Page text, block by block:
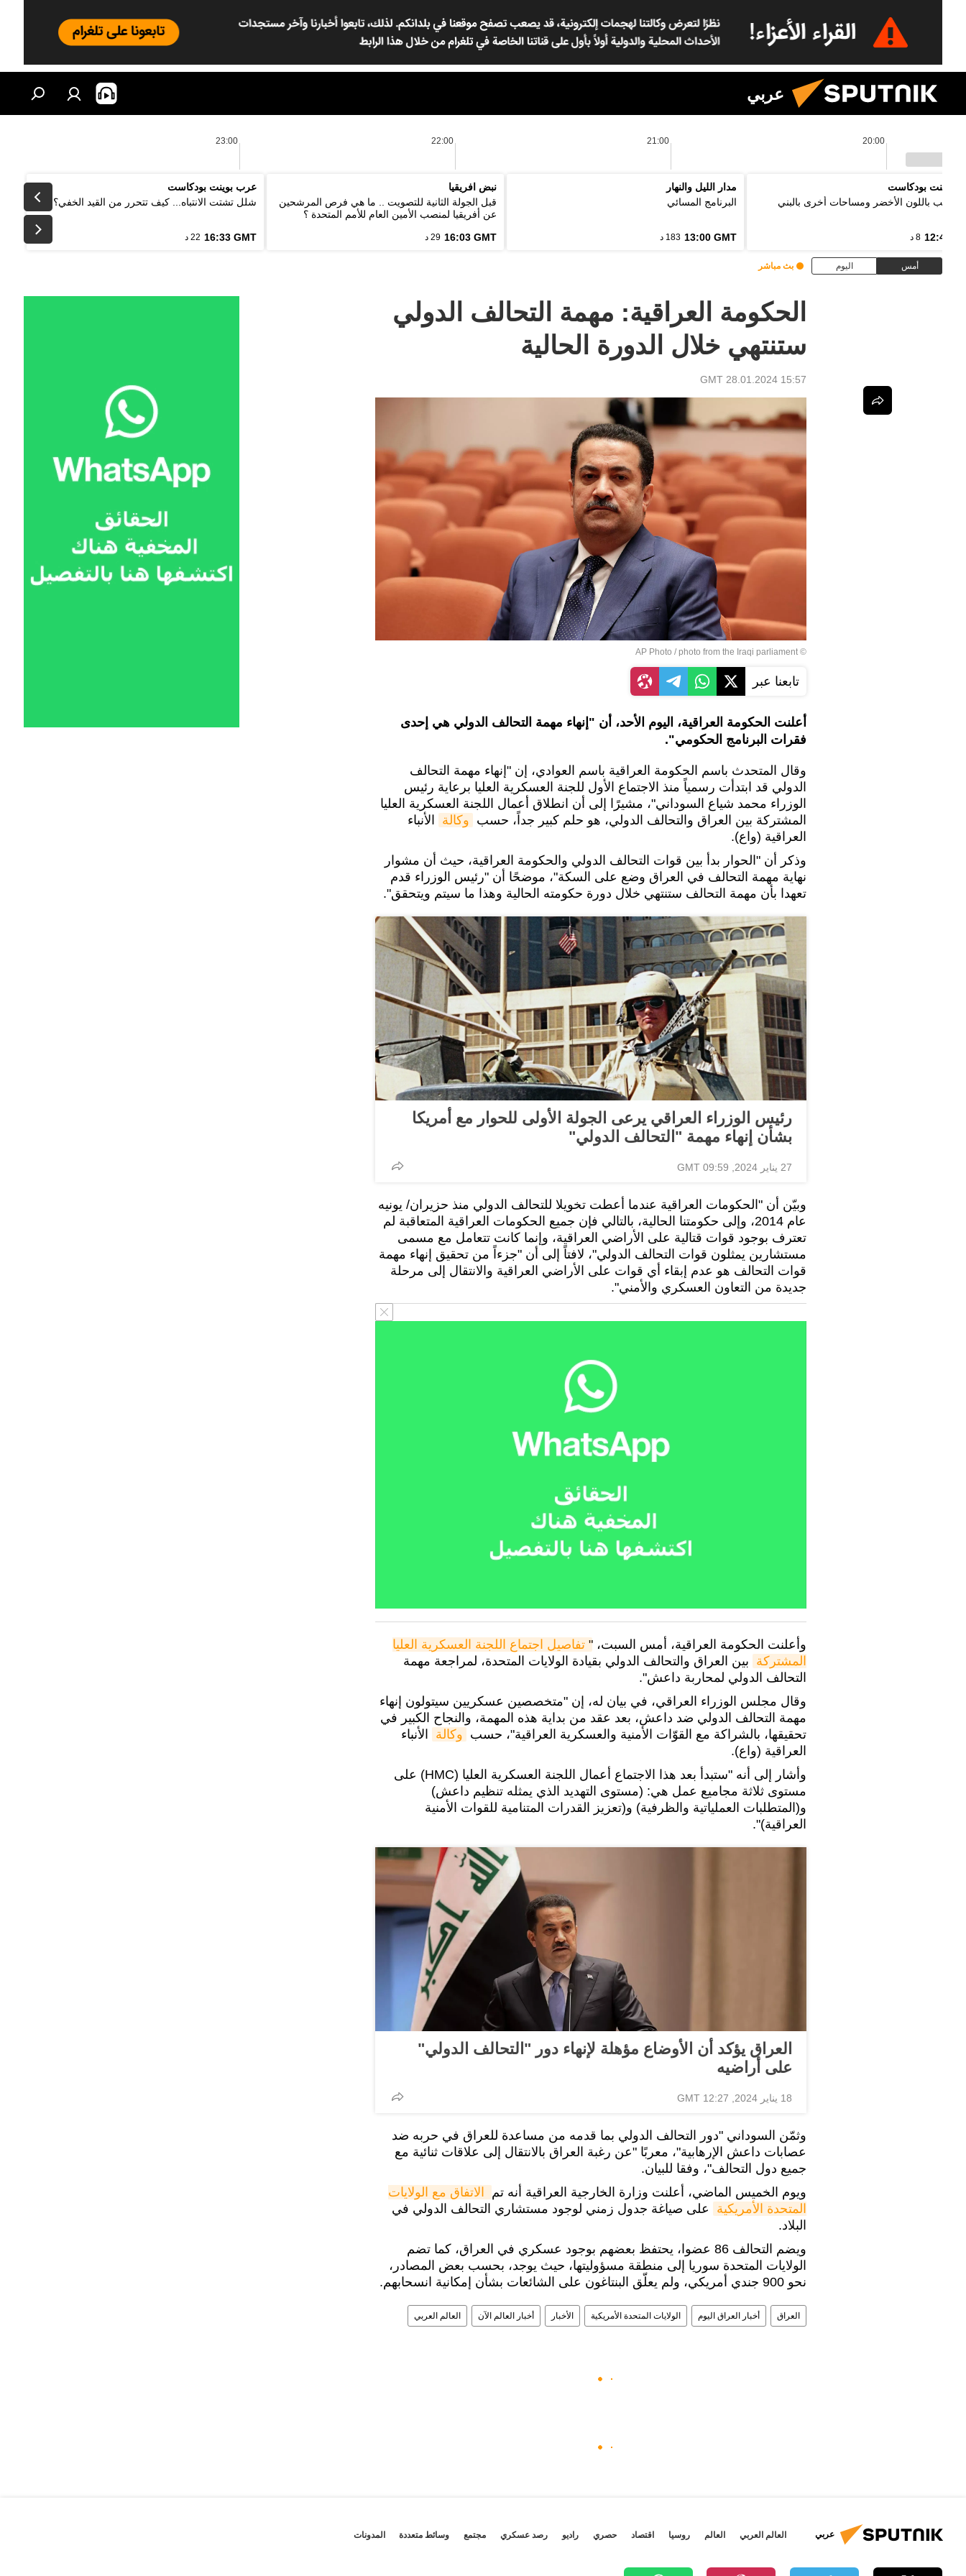
عربي
20:00
21:00
22:00
23:00
بوينت بودكاست
الألب باللون الأخضر ومساحات أخرى بالبني
12:48 8 د
مدار الليل والنهار
البرنامج المسائي
13:00 GMT 183 د
نبض افريقيا
قبل الجولة الثانية للتصويت .. ما هي فرص المرشحين
عن أفريقيا لمنصب الأمين العام للأمم المتحدة ؟
16:03 GMT 29 د
عرب بوينت بودكاست
شلل تشتت الانتباه... كيف تتحرر من القيد الخفي؟
16:33 GMT 22 د
أمس اليوم بث مباشر
الحكومة العراقية: مهمة التحالف الدولي
ستنتهي خلال الدورة الحالية
15:57 GMT 28.01.2024
© AP Photo / photo from the Iraqi parliament
تابعنا عبر
أعلنت الحكومة العراقية، اليوم الأحد، أن "إنهاء مهمة التحالف الدولي هي إحدى
فقرات البرنامج الحكومي".
وقال المتحدث باسم الحكومة العراقية باسم العوادي، إن "إنهاء مهمة التحالف
الدولي قد ابتدأت رسمياً منذ الاجتماع الأول للجنة العسكرية العليا برعاية رئيس
الوزراء محمد شياع السوداني"، مشيرًا إلى أن انطلاق أعمال اللجنة العسكریة العلیا
المشتركة بين العراق والتحالف الدولي، هو حلم كبير جداً، حسب وكالة الأنباء
العراقية (واع).
وذكر أن "الحوار بدأ بين قوات التحالف الدولي والحكومة العراقية، حيث أن مشوار
نهاية مهمة التحالف في العراق وضع على السكة"، موضحًا أن "رئيس الوزراء قدم
تعهدا بأن مهمة التحالف ستنتهي خلال دورة حكومته الحالية وهذا ما سيتم ويتحقق".
رئيس الوزراء العراقي يرعى الجولة الأولى للحوار مع أمريكا
بشأن إنهاء مهمة "التحالف الدولي"
27 يناير 2024, 09:59 GMT
وبيّن أن "الحكومات العراقية عندما أعطت تخويلا للتحالف الدولي منذ حزيران/ يونيه
عام 2014، وإلى حكومتنا الحالية، بالتالي فإن جميع الحكومات العراقية المتعاقبة لم
تعترف بوجود قوات قتالية على الأراضي العراقية، وإنما كانت تتعامل مع مسمى
مستشارين يمثلون قوات التحالف الدولي"، لافتاً إلى أن "جزءاً من تحقيق إنهاء مهمة
قوات التحالف هو عدم إبقاء أي قوات على الأراضي العراقية والانتقال إلى مرحلة
جديدة من التعاون العسكري والأمني".
وأعلنت الحكومة العراقية، أمس السبت، "
المشتركة بين العراق والتحالف الدولي بقيادة الولايات المتحدة، لمراجعة مھمة
التحالف الدولي لمحاربة داعش".
وقال مجلس الوزراء العراقي، في بيان له، إن "متخصصين عسكریين سيتولون إنھاء
مھمة التحالف الدولي ضد داعش، بعد عقد من بدایة ھذه المھمة، والنجاح الكبیر في
تحقیقها، بالشراكة مع القوّات الأمنیة والعسكریة العراقیة"، حسب وكالة الأنباء
العراقية (واع).
وأشار إلى أنه "ستبدأ بعد ھذا الاجتماع أعمال اللجنة العسكریة العلیا (HMC) على
مستوى ثلاثة مجامیع عمل هي: (مستوى التهديد الذي يمثله تنظيم داعش)
و(المتطلبات العملیاتیة والظرفیة) و(تعزيز القدرات المتنامية للقوات الأمنیة
العراقیة)".
العراق يؤكد أن الأوضاع مؤهلة لإنهاء دور "التحالف الدولي"
على أراضيه
18 يناير 2024, 12:27 GMT
وثمّن السوداني "دور التحالف الدولي بما قدمه من مساعدة للعراق في حربه ضد
عصابات داعش الإرهابية"، معربًا "عن رغبة العراق بالانتقال إلى علاقات ثنائية مع
جميع دول التحالف"، وفقا للبيان.
ويوم الخميس الماضي، أعلنت وزارة الخارجية العراقية أنه تم
المتحدة الأمريكية
على صياغة جدول زمني لوجود مستشاري التحالف الدولي في
البلاد.
ويضم التحالف 86 عضوا، يحتفظ بعضهم بوجود عسكري في العراق، كما تضم ​​
الولايات المتحدة سوريا إلى منطقة مسؤوليتها، حيث يوجد، بحسب بعض المصادر،
نحو 900 جندي أمريكي، ولم يعلّق البنتاغون على الشائعات بشأن إمكانية انسحابهم.
العراق أخبار العراق اليوم الولايات المتحدة الأمريكية الأخبار أخبار العالم الآن العالم العربي
عربي العالم العربي العالم روسيا اقتصاد حصري راديو رصد عسكري مجتمع وسائط متعددة المدونات